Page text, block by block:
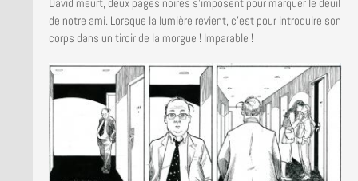
de notre ami. Lorsque la lumière revient, c’est pour introduire son
corps dans un tiroir de la morgue ! Imparable !